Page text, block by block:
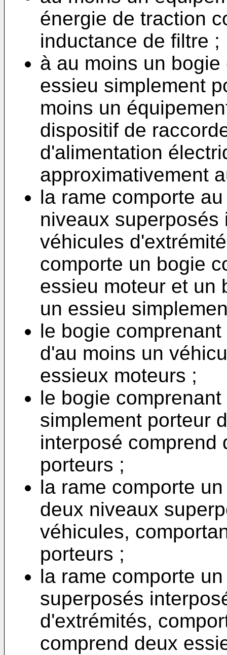
énergie de traction
inductance de filtre ;
à au moins un
essieu simplement
moins un
dispositif de
d'alimentation
approximativement
la rame comporte
niveaux
véhicules
comporte un bogie
essieu moteur et un
un essieu
le bogie
d'au moins un
essieux moteurs ;
le bogie
simplement porteur
interposé comprend
porteurs ;
la rame comporte
deux niveaux
véhicules,
porteurs ;
la rame comporte
superposés
d'extrémités,
comprend deux